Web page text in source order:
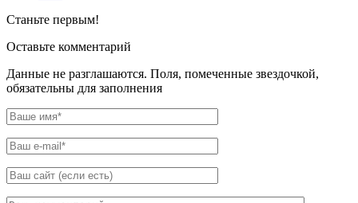
Станьте первым!
Оставьте комментарий
Данные не разглашаются. Поля, помеченные звездочкой,
обязательны для заполнения